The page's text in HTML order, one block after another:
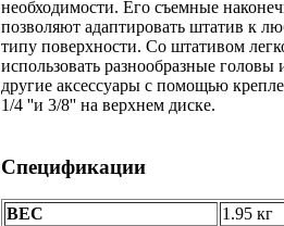
необходимости. Его съемные
позволяют адаптировать штатив к
типу поверхности. Со штативом
использовать разнообразные головы
другие аксессуары с помощью
1/4 ''и 3/8'' на верхнем диске.
Спецификации
ВЕС
1.95 кг